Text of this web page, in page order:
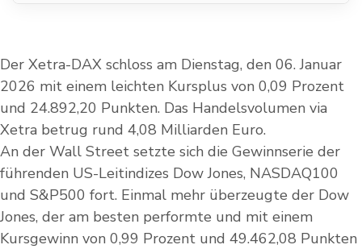
Der Xetra-DAX schloss am Dienstag, den 06. Januar
2026 mit einem leichten Kursplus von 0,09 Prozent
und 24.892,20 Punkten. Das Handelsvolumen via
Xetra betrug rund 4,08 Milliarden Euro.
An der Wall Street setzte sich die Gewinnserie der
führenden US-Leitindizes Dow Jones, NASDAQ100
und S&P500 fort. Einmal mehr überzeugte der Dow
Jones, der am besten performte und mit einem
Kursgewinn von 0,99 Prozent und 49.462,08 Punkten